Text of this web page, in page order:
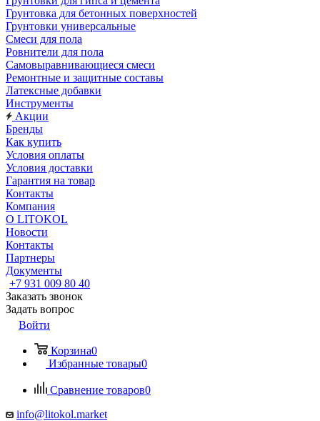
Грунтовка для бетонных поверхностей
Грунтовки универсальные
Смеси для пола
Ровнители для пола
Самовыравнивающиеся смеси
Ремонтные и защитные составы
Латексные добавки
Инструменты
Акции
Бренды
Как купить
Условия оплаты
Условия доставки
Гарантия на товар
Контакты
Компания
О LITOKOL
Новости
Контакты
Партнеры
Документы
+7 931 009 80 40
Заказать звонок
Задать вопрос
Войти
Корзина0
Избранные товары0
Сравнение товаров0
info@litokol.market